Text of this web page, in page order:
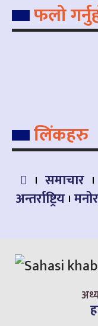
फलो
लिंकहरु
समाचार
अन्तर्राष्ट्रिय